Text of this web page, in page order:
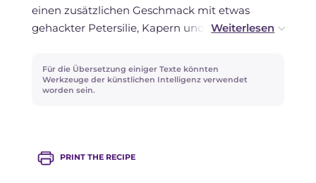
einen zusätzlichen Geschmack mit etwas
gehackter Petersilie, Kapern und schwarzen
Für die Übersetzung einiger Texte könnten
Werkzeuge der künstlichen Intelligenz verwendet
worden sein.
PRINT THE RECIPE